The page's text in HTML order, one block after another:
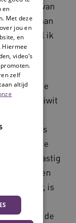
van
staan
kennis wil ik
de
van het eiwit
in
test is
van de
vaak lastig
vormen
Alzheimer, is
om tijdig de
en
Met deze
jou en
en
Hiermee
video’s
zelf
altijd